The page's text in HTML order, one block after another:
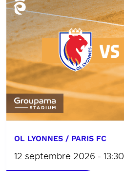
OL LYONNES / PARIS FC
12 septembre 2026 - 13:30